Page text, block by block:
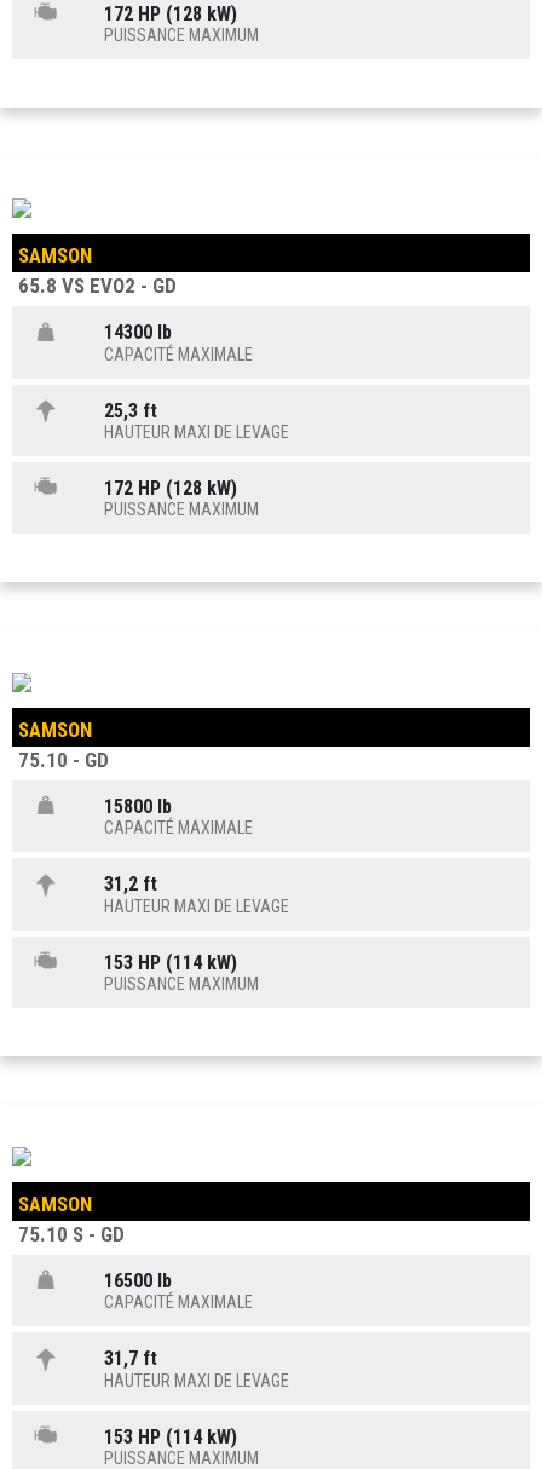
172 HP (128 kW)
PUISSANCE MAXIMUM
SAMSON
65.8 VS EVO2 - GD
14300 lb
CAPACITÉ MAXIMALE
25,3 ft
HAUTEUR MAXI DE LEVAGE
172 HP (128 kW)
PUISSANCE MAXIMUM
SAMSON
75.10 - GD
15800 lb
CAPACITÉ MAXIMALE
31,2 ft
HAUTEUR MAXI DE LEVAGE
153 HP (114 kW)
PUISSANCE MAXIMUM
SAMSON
75.10 S - GD
16500 lb
CAPACITÉ MAXIMALE
31,7 ft
HAUTEUR MAXI DE LEVAGE
153 HP (114 kW)
PUISSANCE MAXIMUM